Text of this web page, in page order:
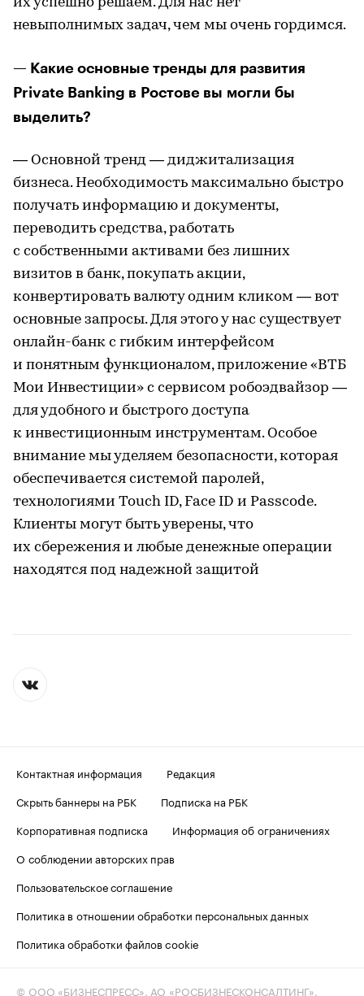
невыполнимых задач, чем мы очень гордимся.
— Какие основные тренды для развития
Private Banking в Ростове вы могли бы
выделить?
— Основной тренд — диджитализация
бизнеса. Необходимость максимально быстро
получать информацию и документы,
переводить средства, работать
с собственными активами без лишних
визитов в банк, покупать акции,
конвертировать валюту одним кликом — вот
основные запросы. Для этого у нас существует
онлайн-банк с гибким интерфейсом
и понятным функционалом, приложение «ВТБ
Мои Инвестиции» с сервисом робоэдвайзор —
для удобного и быстрого доступа
к инвестиционным инструментам. Особое
внимание мы уделяем безопасности, которая
обеспечивается системой паролей,
технологиями Touch ID, Face ID и Passcоde.
Клиенты могут быть уверены, что
их сбережения и любые денежные операции
находятся под надежной защитой
Контактная информация
Редакция
Скрыть баннеры на РБК
Подписка на РБК
Корпоративная подписка
Информация об ограничениях
О соблюдении авторских прав
Пользовательское соглашение
Политика в отношении обработки персональных данных
Политика обработки файлов cookie
© ООО «БИЗНЕСПРЕСС», АО «РОСБИЗНЕСКОНСАЛТИНГ»,